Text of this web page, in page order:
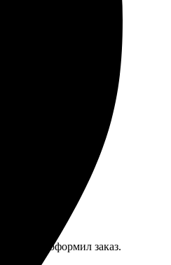
свое дело!
формат и оформил заказ.